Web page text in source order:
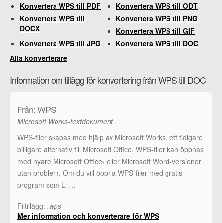
Konvertera WPS till PDF
Konvertera WPS till ODT
Konvertera WPS till
DOCX
Konvertera WPS till PNG
Konvertera WPS till GIF
Konvertera WPS till JPG
Konvertera WPS till DOC
Alla konverterare
Information om tillägg för konvertering från WPS till DOC
Från: WPS
Microsoft Works-textdokument
WPS-filer skapas med hjälp av Microsoft Works, ett tidigare
billigare alternativ till Microsoft Office. WPS-filer kan öppnas
med nyare Microsoft Office- eller Microsoft Word-versioner
utan problem. Om du vill öppna WPS-filer med gratis
program som Li …
Filtillägg: .wps
Mer information och konverterare för WPS